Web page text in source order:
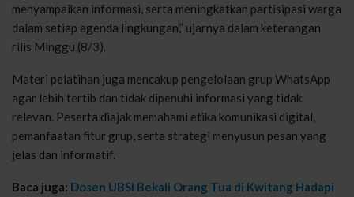
menyampaikan informasi, serta meningkatkan partisipasi warga
dalam setiap agenda lingkungan,” ujarnya dalam keterangan
rilis Minggu (8/3).
Materi pelatihan juga mencakup pengelolaan grup WhatsApp
agar lebih tertib dan tidak dipenuhi informasi yang tidak
relevan. Peserta diajak memahami etika komunikasi digital,
pemanfaatan fitur grup, serta strategi menyusun pesan yang
jelas dan informatif.
Baca juga: Dosen UBSI Bekali Orang Tua di Kwitang Hadapi